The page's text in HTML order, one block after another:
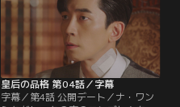
憤るヒョクはこっそり王宮を抜け出
す。
皇后の品格 第04話／字幕
字幕／第4話 公開デート／ナ・ワン